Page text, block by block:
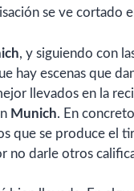
se ve cortado
, y siguiendo con
hay escenas que
llevados en la
Munich. En
que se produce el
no darle otros